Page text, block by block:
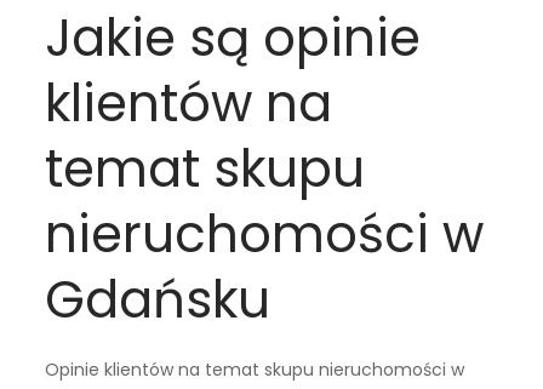
Jakie są opinie
klientów na
temat skupu
nieruchomości w
Gdańsku
Opinie klientów na temat skupu nieruchomości w